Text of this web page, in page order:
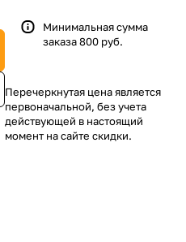
Минимальная сумма
заказа 800 руб.
Перечеркнутая цена является
первоначальной, без учета
действующей в настоящий
момент на сайте скидки.